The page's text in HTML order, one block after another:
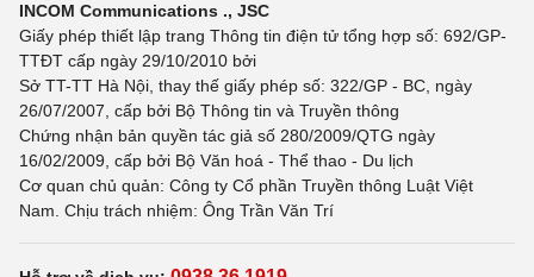
INCOM Communications ., JSC
Giấy phép thiết lập trang Thông tin điện tử tổng hợp số: 692/GP-
TTĐT cấp ngày 29/10/2010 bởi
Sở TT-TT Hà Nội, thay thế giấy phép số: 322/GP - BC, ngày
26/07/2007, cấp bởi Bộ Thông tin và Truyền thông
Chứng nhận bản quyền tác giả số 280/2009/QTG ngày
16/02/2009, cấp bởi Bộ Văn hoá - Thể thao - Du lịch
Cơ quan chủ quản: Công ty Cổ phần Truyền thông Luật Việt
Nam. Chịu trách nhiệm: Ông Trần Văn Trí